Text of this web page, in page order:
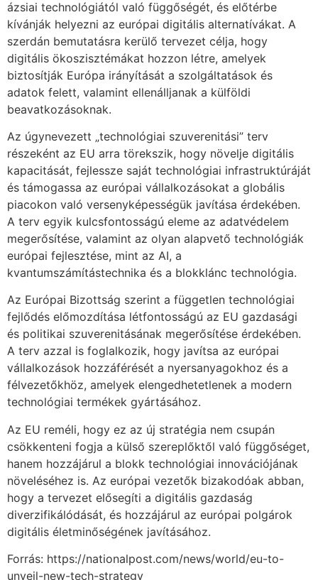
ázsiai technológiától való függőségét, és előtérbe
kívánják helyezni az európai digitális alternatívákat. A
szerdán bemutatásra kerülő tervezet célja, hogy
digitális ökoszisztémákat hozzon létre, amelyek
biztosítják Európa irányítását a szolgáltatások és
adatok felett, valamint ellenálljanak a külföldi
beavatkozásoknak.
Az úgynevezett „technológiai szuverenitási” terv
részeként az EU arra törekszik, hogy növelje digitális
kapacitását, fejlessze saját technológiai infrastruktúráját
és támogassa az európai vállalkozásokat a globális
piacokon való versenyképességük javítása érdekében.
A terv egyik kulcsfontosságú eleme az adatvédelem
megerősítése, valamint az olyan alapvető technológiák
európai fejlesztése, mint az AI, a
kvantumszámítástechnika és a blokklánc technológia.
Az Európai Bizottság szerint a független technológiai
fejlődés előmozdítása létfontosságú az EU gazdasági
és politikai szuverenitásának megerősítése érdekében.
A terv azzal is foglalkozik, hogy javítsa az európai
vállalkozások hozzáférését a nyersanyagokhoz és a
félvezetőkhöz, amelyek elengedhetetlenek a modern
technológiai termékek gyártásához.
Az EU reméli, hogy ez az új stratégia nem csupán
csökkenteni fogja a külső szereplőktől való függőséget,
hanem hozzájárul a blokk technológiai innovációjának
növeléséhez is. Az európai vezetők bizakodóak abban,
hogy a tervezet elősegíti a digitális gazdaság
diverzifikálódását, és hozzájárul az európai polgárok
digitális életminőségének javításához.
Forrás: https://nationalpost.com/news/world/eu-to-
unveil-new-tech-strategy